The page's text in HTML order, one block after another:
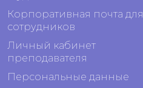
Корпоративная почта для
сотрудников
Личный кабинет
преподавателя
Персональные данные